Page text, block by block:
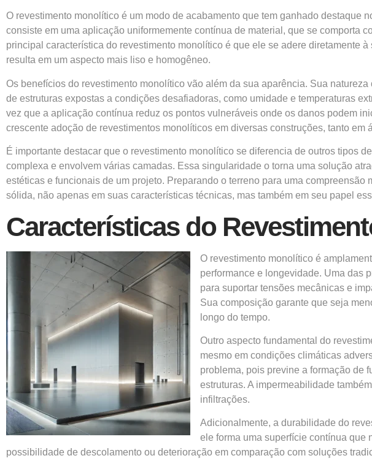
O revestimento monolítico é um modo de acabamento que tem ganhado destaque
consiste em uma aplicação uniformemente contínua de material, que se comporta
principal característica do revestimento monolítico é que ele se adere diretamente
resulta em um aspecto mais liso e homogêneo.
Os benefícios do revestimento monolítico vão além da sua aparência. Sua
de estruturas expostas a condições desafiadoras, como umidade e temperaturas
vez que a aplicação contínua reduz os pontos vulneráveis onde os danos podem
crescente adoção de revestimentos monolíticos em diversas construções, tanto em
É importante destacar que o revestimento monolítico se diferencia de outros tipos
complexa e envolvem várias camadas. Essa singularidade o torna uma solução
estéticas e funcionais de um projeto. Preparando o terreno para uma
sólida, não apenas em suas características técnicas, mas também em seu papel
Características do
O revestimento monolítico é
performance e longevidade. Uma das
para suportar tensões mecânicas e
Sua composição garante que seja
longo do tempo.
Outro aspecto fundamental do
mesmo em condições climáticas
problema, pois previne a formação de
estruturas. A impermeabilidade
infiltrações.
Adicionalmente, a durabilidade do
ele forma uma superfície contínua que
possibilidade de descolamento ou deterioração em comparação com soluções